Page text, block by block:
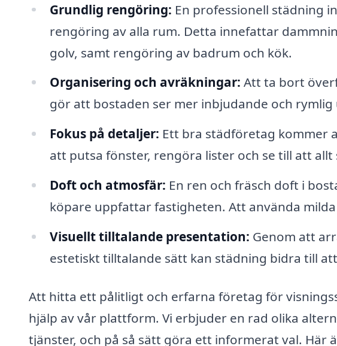
Grundlig rengöring: En professionell städning
rengöring av alla rum. Detta innefattar
golv, samt rengöring av badrum och kök.
Organisering och avräkningar: Att ta bort
gör att bostaden ser mer inbjudande och rymlig
Fokus på detaljer: Ett bra städföretag kommer
att putsa fönster, rengöra lister och se till att allt
Doft och atmosfär: En ren och fräsch doft i
köpare uppfattar fastigheten. Att använda
Visuellt tilltalande presentation: Genom att
estetiskt tilltalande sätt kan städning bidra till
Att hitta ett pålitligt och erfarna företag för
hjälp av vår plattform. Vi erbjuder en rad olika
tjänster, och på så sätt göra ett informerat val. Här